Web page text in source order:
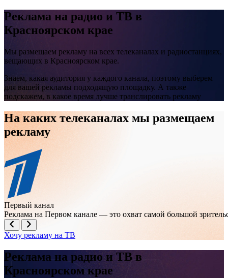
Реклама на радио и ТВ в
Красноярском крае
Мы размещаем рекламу на всех телеканалах и радиостанциях,
вещающих в Красноярском крае.
Знаем, какая аудитория у каждого канала, поэтому выберем
для вашей рекламы подходящую площадку. А также
подскажем, в какое время лучше транслировать рекламу
На каких телеканалах мы размещаем
рекламу
Первый канал
Реклама на Первом канале — это охват самой большой
Хочу рекламу на ТВ
Реклама на радио и ТВ в
Красноярском крае